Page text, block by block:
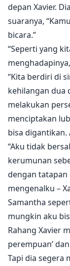
depan Xavier.
suaranya,
bicara.”
“Seperti yang
“Kita berdiri di
kehilangan dua
melakukan
menciptakan
bisa digantikan.
“Aku tidak
kerumunan
dengan tatapan
mengenalku –
Samantha
mungkin aku
Rahang Xavier
perempuan’
Tapi dia segera